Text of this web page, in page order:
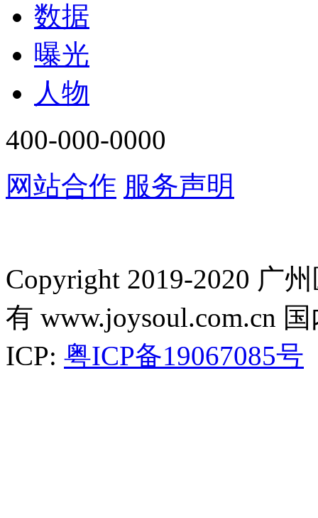
数据
曝光
人物
400-000-0000
网站合作 服务声明
Copyright 2019-2020 广
有 www.joysoul.com.cn
ICP: 粤ICP备19067085号